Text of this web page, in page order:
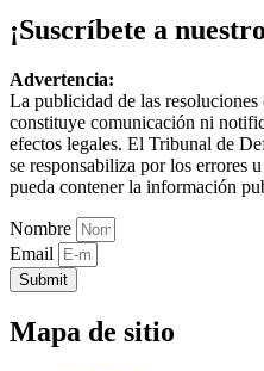
¡Suscríbete a
Advertencia:
La publicidad de las resoluciones
constituye comunicación ni
efectos legales. El Tribunal de
se responsabiliza por los errores
pueda contener la información
Nombre
Email
Submit
Mapa de sitio